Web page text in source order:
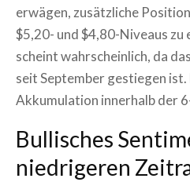
erwägen, zusätzliche
$5,20- und $4,80-Niveaus zu
scheint wahrscheinlich, da
seit September gestiegen
Akkumulation innerhalb der
Bullisches
niedrigeren